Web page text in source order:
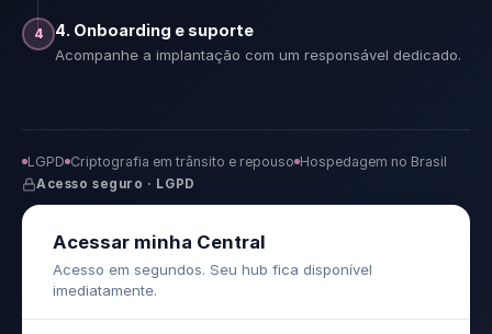
4 4. Onboarding e suporte
Acompanhe a implantação com um responsável dedicado.
LGPD Criptografia em trânsito e repouso Hospedagem no Brasil
Acesso seguro · LGPD
Acessar minha Central
Acesso em segundos. Seu hub fica disponível
imediatamente.